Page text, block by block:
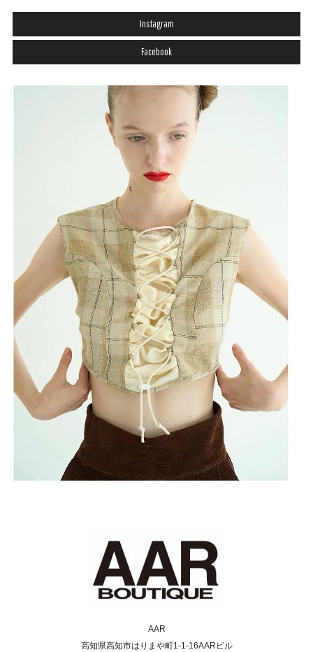
Instagram
Facebook
AAR
高知県高知市はりまや町1-1-16AARビル